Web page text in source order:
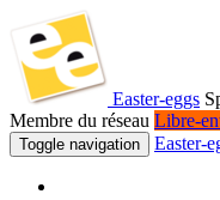
Easter-eggs
Membre du réseau Libre-
Toggle navigation Easter-